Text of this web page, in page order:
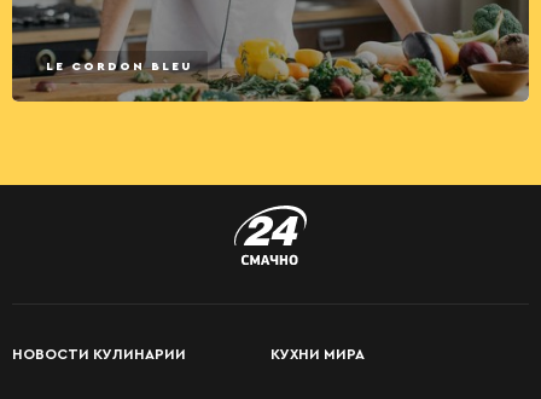
LE CORDON BLEU
НОВОСТИ КУЛИНАРИИ КУХНИ МИРА